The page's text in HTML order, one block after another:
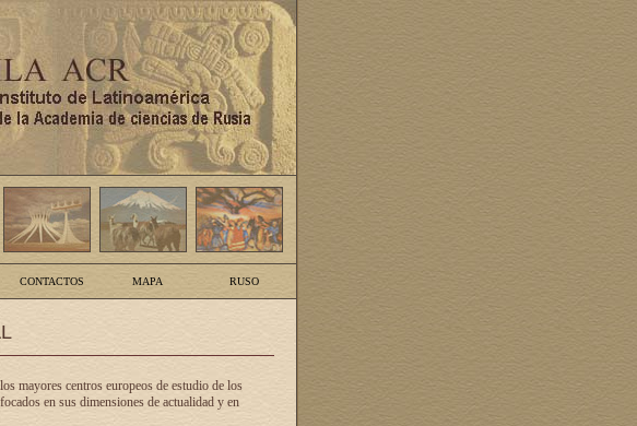
CONTACTOS MAPA RUSO
mayores centros europeos de estudio de los
en sus dimensiones de actualidad y en